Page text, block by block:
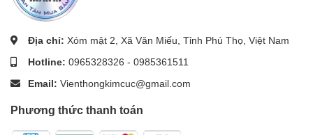
Địa chỉ: Xóm mật 2, Xã Văn Miếu, Tỉnh Phú Thọ, Việt Nam
Hotline: 0965328326 - 0985361511
Email: Vienthongkimcuc@gmail.com
Phương thức thanh toán